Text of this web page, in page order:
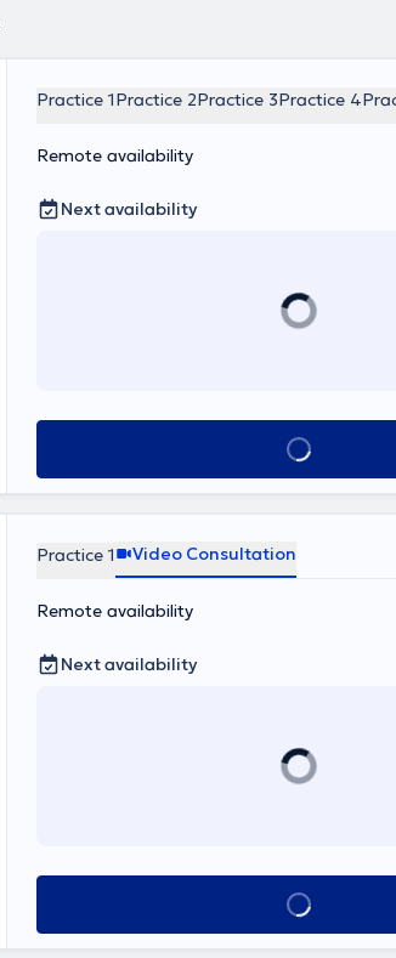
Practice 1Practice 2Practice 3Practice 4
Remote availability
Next availability
See all
Practice 1 Video Consultation
Remote availability
Next availability
See all